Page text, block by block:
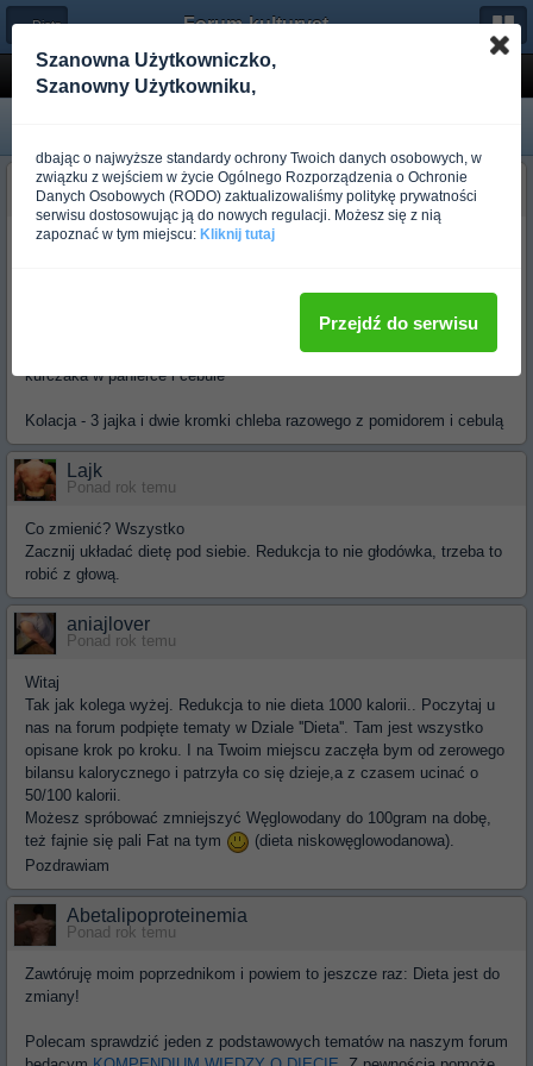
← Dieta Forum-kulturystyka.pl
Czy dobra dieta?
Dazman
Ponad rok temu
Witam, mam 16 lat i zacząłem redukcję. Ważę 130 kilogramów, moja
Obiad - sałatka, sałata pomidor oliwki ser feta smażony filet z
kurczaka w panierce i cebule
Kolacja - 3 jajka i dwie kromki chleba razowego z pomidorem i cebulą
Lajk
Ponad rok temu
Co zmienić? Wszystko
Zacznij układać dietę pod siebie. Redukcja to nie głodówka, trzeba to
robić z głową.
aniajlover
Ponad rok temu
Witaj
Tak jak kolega wyżej. Redukcja to nie dieta 1000 kalorii.. Poczytaj u
nas na forum podpięte tematy w Dziale ''Dieta''. Tam jest wszystko
opisane krok po kroku. I na Twoim miejscu zaczęła bym od zerowego
bilansu kalorycznego i patrzyła co się dzieje,a z czasem ucinać o
50/100 kalorii.
Możesz spróbować zmniejszyć Węglowodany do 100gram na dobę,
też fajnie się pali Fat na tym
(dieta niskowęglowodanowa).
Pozdrawiam
Abetalipoproteinemia
Ponad rok temu
Zawtóruję moim poprzednikom i powiem to jeszcze raz: Dieta jest do
zmiany!
Polecam sprawdzić jeden z podstawowych tematów na naszym forum
Szanowna Użytkowniczko,
Szanowny Użytkowniku,
dbając o najwyższe standardy ochrony Twoich danych osobowych, w
związku z wejściem w życie Ogólnego Rozporządzenia o Ochronie
Danych Osobowych (RODO) zaktualizowaliśmy politykę prywatności
serwisu dostosowując ją do nowych regulacji. Możesz się z nią
zapoznać w tym miejscu: Kliknij tutaj
Przejdź do serwisu